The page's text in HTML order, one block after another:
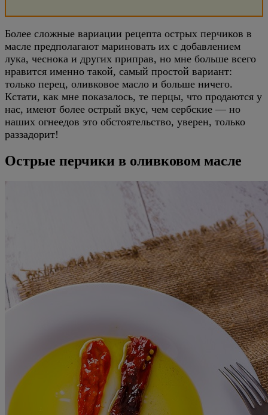
Более сложные вариации рецепта острых перчиков в
масле предполагают мариновать их с добавлением
лука, чеснока и других приправ, но мне больше всего
нравится именно такой, самый простой вариант:
только перец, оливковое масло и больше ничего.
Кстати, как мне показалось, те перцы, что продаются у
нас, имеют более острый вкус, чем сербские — но
наших огнеедов это обстоятельство, уверен, только
раззадорит!
Острые перчики в оливковом масле